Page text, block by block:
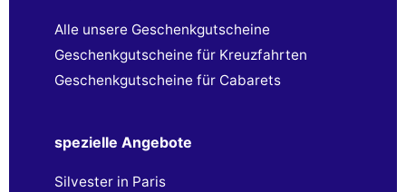
Alle unsere Geschenkgutscheine
Geschenkgutscheine für Kreuzfahrten
Geschenkgutscheine für Cabarets
spezielle Angebote
Silvester in Paris